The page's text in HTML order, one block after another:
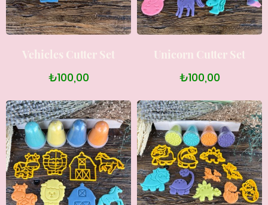
Vehicles Cutter Set
₺100,00
Unicorn Cutter Set
₺100,00